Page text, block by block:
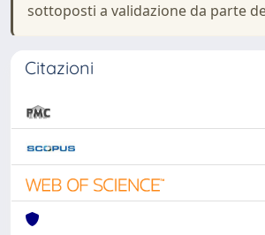
sottoposti a validazione da parte
Citazioni